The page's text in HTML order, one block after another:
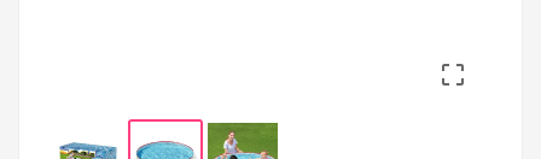
